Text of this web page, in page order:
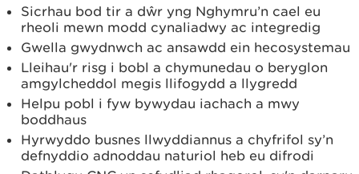
Sicrhau bod tir a dŵr yng Nghymru’n cael eu
rheoli mewn modd cynaliadwy ac integredig
Gwella gwydnwch ac ansawdd ein hecosystemau
Lleihau'r risg i bobl a chymunedau o beryglon
amgylcheddol megis llifogydd a llygredd
Helpu pobl i fyw bywydau iachach a mwy
boddhaus
Hyrwyddo busnes llwyddiannus a chyfrifol sy’n
defnyddio adnoddau naturiol heb eu difrodi